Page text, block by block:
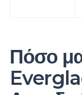
Πόσο